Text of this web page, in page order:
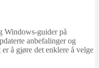
Windows-guider på
anbefalinger og
å gjøre det enklere å velge